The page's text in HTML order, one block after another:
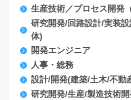
生産技術／プロセス開発
研究開発/回路設計/実装
体)
開発エンジニア
人事・総務
設計/開発(建築/土木/不動
研究開発/生産/製造技術